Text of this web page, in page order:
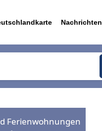
Nachrichten